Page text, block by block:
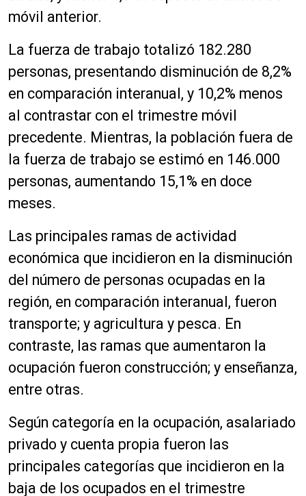
móvil anterior.
La fuerza de trabajo totalizó 182.280
personas, presentando disminución de 8,2%
en comparación interanual, y 10,2% menos
al contrastar con el trimestre móvil
precedente. Mientras, la población fuera de
la fuerza de trabajo se estimó en 146.000
personas, aumentando 15,1% en doce
meses.
Las principales ramas de actividad
económica que incidieron en la disminución
del número de personas ocupadas en la
región, en comparación interanual, fueron
transporte; y agricultura y pesca. En
contraste, las ramas que aumentaron la
ocupación fueron construcción; y enseñanza,
entre otras.
Según categoría en la ocupación, asalariado
privado y cuenta propia fueron las
principales categorías que incidieron en la
baja de los ocupados en el trimestre